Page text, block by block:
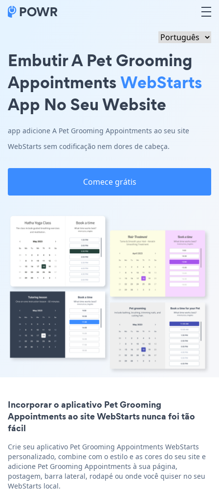
Embutir A Pet Grooming
AppointmentsWebStarts
App No Seu Website
app adicione A Pet Grooming Appointments ao seu site
WebStarts sem codificação nem dores de cabeça.
Comece grátis
Incorporar o aplicativo Pet Grooming
Appointments ao site WebStarts nunca foi tão
fácil
Crie seu aplicativo Pet Grooming Appointments WebStarts
personalizado, combine com o estilo e as cores do seu site e
adicione Pet Grooming Appointments à sua página,
postagem, barra lateral, rodapé ou onde você quiser no seu
WebStarts local.